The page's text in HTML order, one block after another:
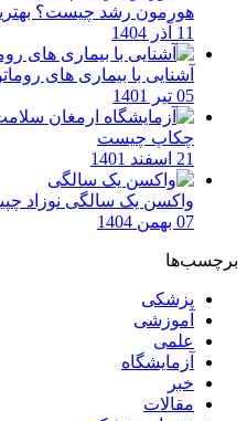
هورمون رشد چیست؟
11 آذر 1404
آشنایی با بیماری های
05 تیر 1401
چکاپ چیست
21 اسفند 1401
واکسن یک سالگی نوزاد
07 بهمن 1404
برچسب‌ها
پزشکی
آموزشی
علمی
آزمایشگاه
خبر
مقالات